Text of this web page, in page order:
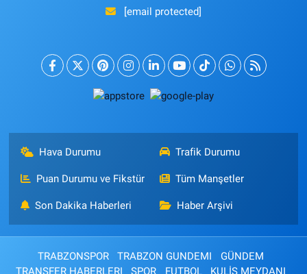
[email protected]
Hava Durumu Trafik Durumu
Puan Durumu ve Fikstür Tüm Manşetler
Son Dakika Haberleri Haber Arşivi
TRABZONSPOR TRABZON GUNDEMI
GÜNDEM
TRANSFER HABERLERI
SPOR FUTBOL KULİS MEYDANI